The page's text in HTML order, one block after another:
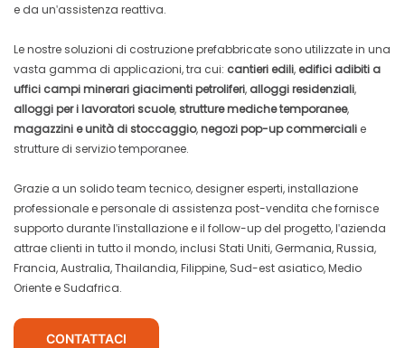
e da un'assistenza reattiva.
Le nostre soluzioni di costruzione prefabbricate sono utilizzate in una
vasta gamma di applicazioni, tra cui: cantieri edili, edifici adibiti a
uffici campi minerari giacimenti petroliferi, alloggi residenziali,
alloggi per i lavoratoriscuole,strutture mediche temporanee,
magazzini e unità di stoccaggio,negozi pop-up commerciali e
strutture di servizio temporanee.
Grazie a un solido team tecnico, designer esperti, installazione
professionale e personale di assistenza post-vendita che fornisce
supporto durante l'installazione e il follow-up del progetto, l'azienda
attrae clienti in tutto il mondo, inclusi Stati Uniti, Germania, Russia,
Francia, Australia, Thailandia, Filippine, Sud-est asiatico, Medio
Oriente e Sudafrica.
CONTATTACI